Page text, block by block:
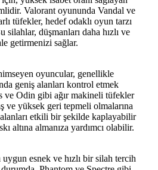
Valorant oyununda Vandal ve
tüfekler, hedef odaklı oyun tarzı
düşmanları daha hızlı ve
getirmenizi sağlar.
oyuncular, genellikle
geniş alanları kontrol etmek
ve Odin gibi ağır makineli tüfekler
ve yüksek geri tepmeli olmalarına
etkili bir şekilde kaplayabilir
altına almanıza yardımcı olabilir.
uygun esnek ve hızlı bir silah tercih